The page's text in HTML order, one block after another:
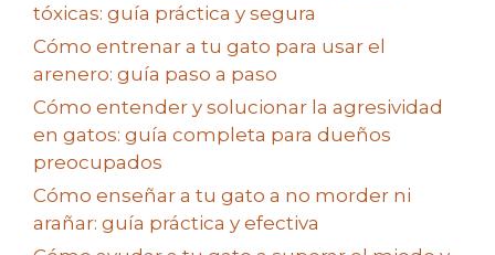
tóxicas: guía práctica y segura
Cómo entrenar a tu gato para usar el
arenero: guía paso a paso
Cómo entender y solucionar la agresividad
en gatos: guía completa para dueños
preocupados
Cómo enseñar a tu gato a no morder ni
arañar: guía práctica y efectiva